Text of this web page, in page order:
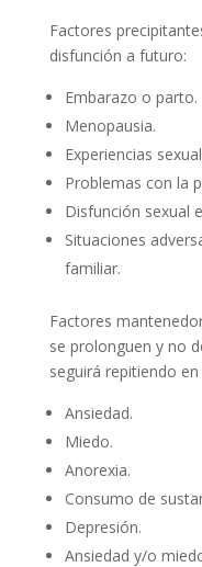
Factores
disfunción a futuro:
Embarazo o parto.
Menopausia.
Experiencias
Problemas con la
Disfunción sexual
Situaciones
familiar.
Factores
se prolonguen y no
seguirá repitiendo
Ansiedad.
Miedo.
Anorexia.
Consumo de
Depresión.
Ansiedad y/o